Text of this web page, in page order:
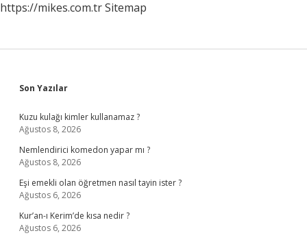
https://mikes.com.trSitemap
Sidebar
Son Yazılar
Kuzu kulağı kimler kullanamaz ?
Ağustos 8, 2026
Nemlendirici komedon yapar mı ?
Ağustos 8, 2026
Eşi emekli olan öğretmen nasıl tayin ister ?
Ağustos 6, 2026
Kur’an-ı Kerim’de kısa nedir ?
Ağustos 6, 2026